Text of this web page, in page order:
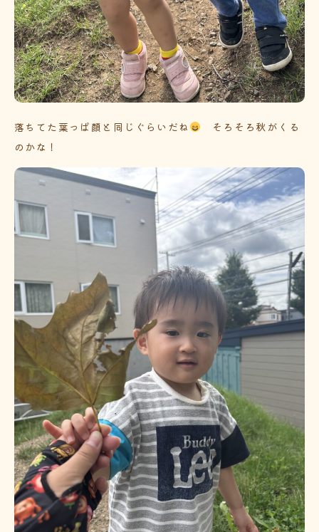
落ちてた葉っぱ顔と同じぐらいだね
そろそろ秋がくる
のかな！